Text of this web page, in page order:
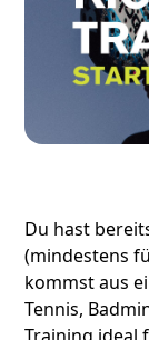
Du hast
(mindestens
kommst aus
Tennis,